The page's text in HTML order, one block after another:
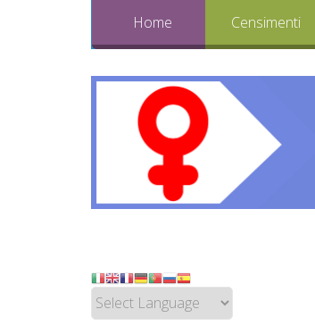
Home Censimenti